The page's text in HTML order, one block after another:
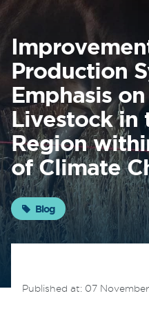
About
FONTAGRO
FONTAGRO is a mechanism
cooperación único que
inversión en innovación en
agroalimentario de América
Caribe, y promueve
regionales públicas y
Know more
Production
Emphasis
Livestock in
Region
of Climate
Blog
Published at: 07